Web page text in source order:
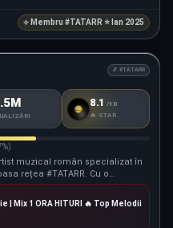
⟡ Membru #TATARR ⭐ Ian 2025
🎵 #TATARR
8.1 /10
🔥 STAR
muzical român specializat în
rețea #TATARR. Cu o
285.0K abonați și peste 196.5M
canalul s-a impus ca o
muzical autohton. Cel mai
1 ORA HITURI Top Melodii
| Mix 1 ORA HITURI 🔥 Top Melodii